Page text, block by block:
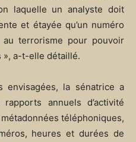
laquelle un analyste doit
et étayée qu’un numéro
terrorisme pour pouvoir
», a-t-elle détaillé.
envisagées, la sénatrice a
annuels d’activité
téléphoniques,
heures et durées de